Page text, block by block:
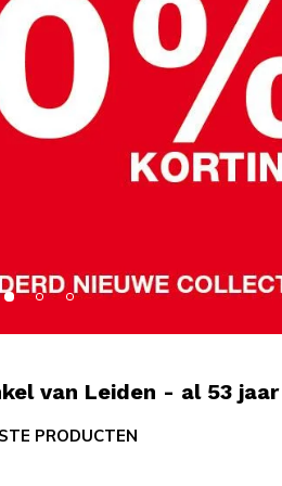
van Leiden - al 53
PRODUCTEN